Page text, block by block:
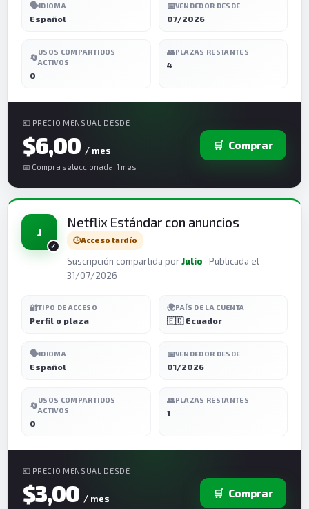
🗣️IDIOMA
Español
📅VENDEDOR DESDE
07/2026
🔄
USOS COMPARTIDOS
ACTIVOS
0
👥PLAZAS RESTANTES
4
💶 PRECIO MENSUAL DESDE
$6,00 / mes
📅 Compra seleccionada: 1 mes
🛒 Comprar
J
Netflix Estándar con anuncios
🕒Acceso tardío
Suscripción compartida porJulio · Publicada el
31/07/2026
🔐TIPO DE ACCESO
Perfil o plaza
🌍PAÍS DE LA CUENTA
🇪🇨 Ecuador
🗣️IDIOMA
Español
📅VENDEDOR DESDE
01/2026
🔄
USOS COMPARTIDOS
ACTIVOS
0
👥PLAZAS RESTANTES
1
💶 PRECIO MENSUAL DESDE
$3,00 / mes 🛒 Comprar